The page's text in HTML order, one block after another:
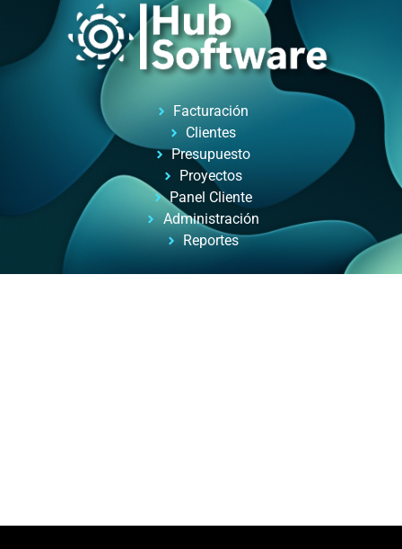
Facturación
Clientes
Presupuesto
Proyectos
Panel Cliente
Administración
Reportes